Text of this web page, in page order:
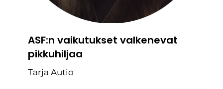
ASF:n vaikutukset valkenevat
pikkuhiljaa
Tarja Autio